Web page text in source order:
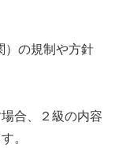
）の規制や方針
合、２級の内容
。